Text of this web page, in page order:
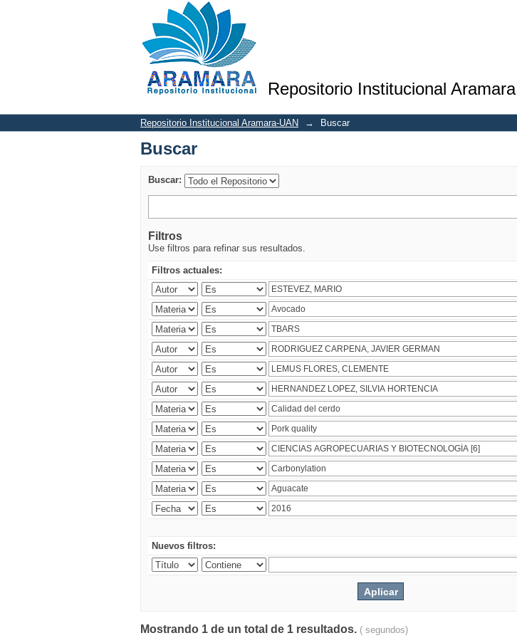
Repositorio Institucional Aramara
Buscar
Repositorio Institucional Aramara-UAN → Buscar
Buscar
Buscar:
Filtros
Use filtros para refinar sus resultados.
Filtros actuales:
Nuevos filtros:
Mostrando 1 de un total de 1 resultados. ( segundos)